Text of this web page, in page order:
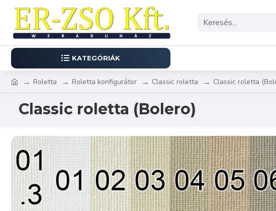
KATEGÓRIÁK
Roletta Roletta konfigurátor Classic roletta Classic roletta
Classic roletta (Bolero)